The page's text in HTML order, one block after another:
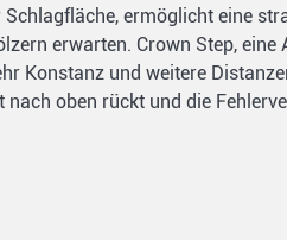
ermöglicht eine
erwarten. Crown Step, eine
Konstanz und weitere
oben rückt und die